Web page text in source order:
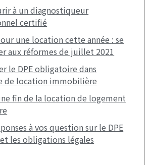
à un diagnostiqueur
certifié
une location cette année : se
aux réformes de juillet 2021
le DPE obligatoire dans
de location immobilière
fin de la location de logement
à vos question sur le DPE
les obligations légales